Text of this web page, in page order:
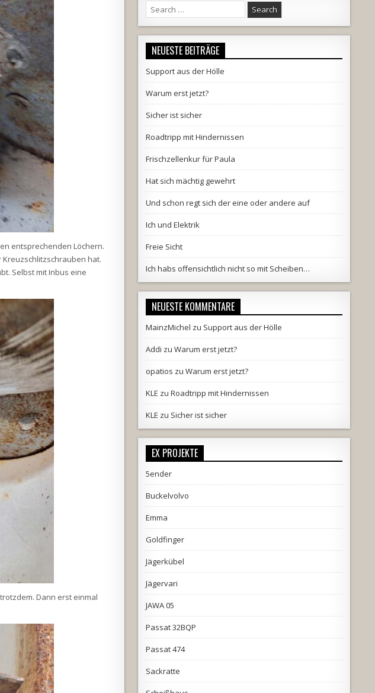
entsprechenden Löchern.
hat.
Selbst mit Inbus eine
Dann erst einmal
Search
for:
NEUESTE BEITRÄGE
Support aus der Hölle
Warum erst jetzt?
Sicher ist sicher
Roadtripp mit Hindernissen
Frischzellenkur für Paula
Hat sich mächtig gewehrt
Und schon regt sich der eine oder andere auf
Ich und Elektrik
Freie Sicht
Ich habs offensichtlich nicht so mit Scheiben…
NEUESTE KOMMENTARE
MainzMichel zu Support aus der Hölle
Addi zu Warum erst jetzt?
opatios zu Warum erst jetzt?
KLE zu Roadtripp mit Hindernissen
KLE zu Sicher ist sicher
EX PROJEKTE
5ender
Buckelvolvo
Emma
Goldfinger
Jägerkübel
Jägervari
JAWA 05
Passat 32BQP
Passat 474
Sackratte